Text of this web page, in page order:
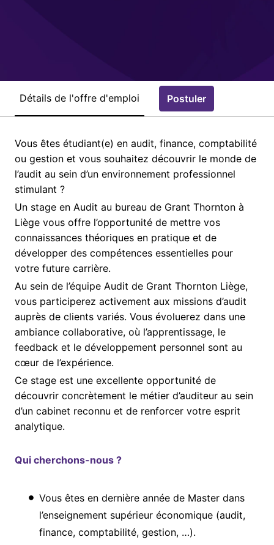
Détails de l'offre d'emploi Postuler
Vous êtes étudiant(e) en audit, finance, comptabilité
ou gestion et vous souhaitez découvrir le monde de
l’audit au sein d’un environnement professionnel
stimulant ?
Un stage en Audit au bureau de Grant Thornton à
Liège vous offre l’opportunité de mettre vos
connaissances théoriques en pratique et de
développer des compétences essentielles pour
votre future carrière.
Au sein de l’équipe Audit de Grant Thornton Liège,
vous participerez activement aux missions d’audit
auprès de clients variés. Vous évoluerez dans une
ambiance collaborative, où l’apprentissage, le
feedback et le développement personnel sont au
cœur de l’expérience.
Ce stage est une excellente opportunité de
découvrir concrètement le métier d’auditeur au sein
d’un cabinet reconnu et de renforcer votre esprit
analytique.
Qui cherchons-nous ?
Vous êtes en dernière année de Master dans
l’enseignement supérieur économique (audit,
finance, comptabilité, gestion, …).